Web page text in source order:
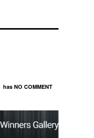
has NO COMMENT